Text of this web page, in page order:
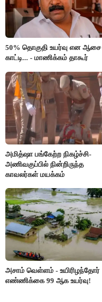
50% தொகுதி உயர்வு என ஆசை
காட்டி... - மாணிக்கம் தாகூர்
அமித்ஷா பங்கேற்ற நிகழ்ச்சி-
அணிவகுப்பில் நின்றிருந்த
காவலர்கள் மயக்கம்
அசாம் வெள்ளம் - உயிரிழந்தோர்
எண்ணிக்கை 99 ஆக உயர்வு!